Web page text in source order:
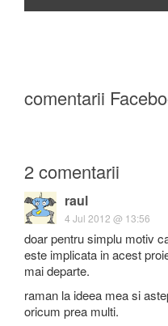
comentarii
2 comentarii
raul
4 Jul 2012 @ 13:56
doar pentru simplu motiv
este implicata in acest
mai departe.
raman la ideea mea si
oricum prea multi.